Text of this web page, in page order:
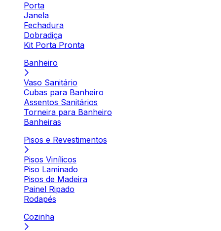
Porta
Janela
Fechadura
Dobradiça
Kit Porta Pronta
Banheiro
Vaso Sanitário
Cubas para Banheiro
Assentos Sanitários
Torneira para Banheiro
Banheiras
Pisos e Revestimentos
Pisos Vinílicos
Piso Laminado
Pisos de Madeira
Painel Ripado
Rodapés
Cozinha